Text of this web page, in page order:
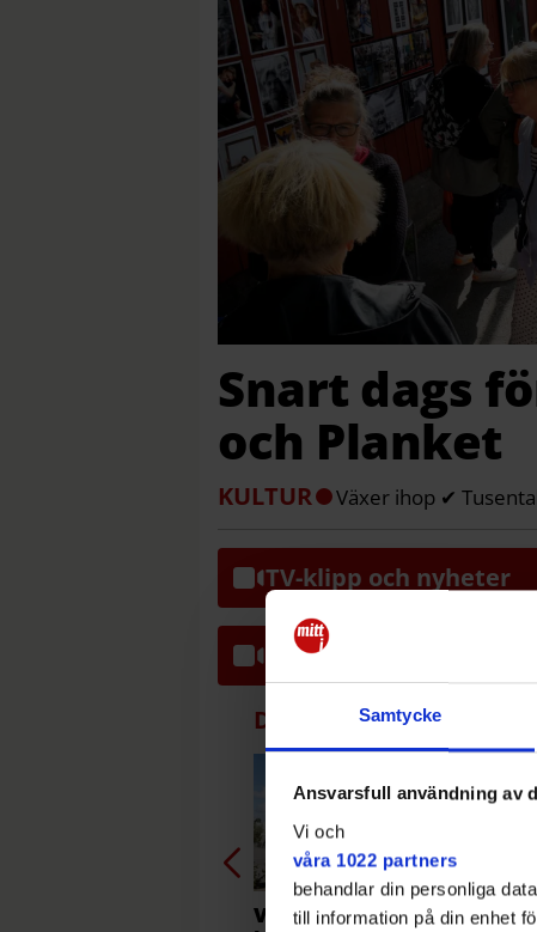
Samtycke
Ansvarsfull användning av
Vi och
våra 1022 partners
behandlar din personliga
till information på din enhet
Snart dags
och Planket
KULTUR Växer ihop ✔
TV-klipp och nyheter
Snackisarna i Stockolm
Debatt
V: Stoppa